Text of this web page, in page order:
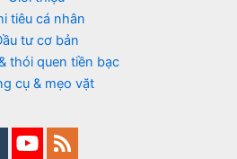
tiêu cá nhân
tư cơ bản
thói quen tiền bạc
cụ & mẹo vặt